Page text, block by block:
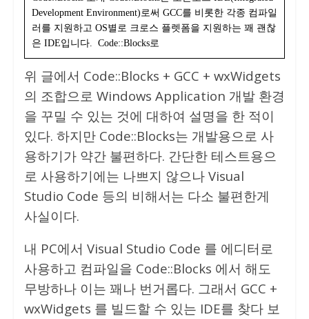
Development Environment)로써 GCC를 비롯한 각종 컴파일
러를 지원하고 OS별로 크로스 플렛폼을 지원하는 꽤 괜찮
은 IDE입니다. Code::Blocks로
위 글에서 Code::Blocks + GCC + wxWidgets
의 조합으로 Windows Application 개발 환경
을 꾸밀 수 있는 것에 대하여 설명을 한 적이
있다. 하지만 Code::Blocks는 개발용으로 사
용하기가 약간 불편하다. 간단한 테스트용으
로 사용하기에는 나쁘지 않으나 Visual
Studio Code 등의 비해서는 다소 불편한게
사실이다.
내 PC에서 Visual Studio Code 를 에디터로
사용하고 컴파일을 Code::Blocks 에서 해도
무방하나 이는 꽤나 번거롭다. 그래서 GCC +
wxWidgets 를 빌드할 수 있는 IDE를 찾다 보